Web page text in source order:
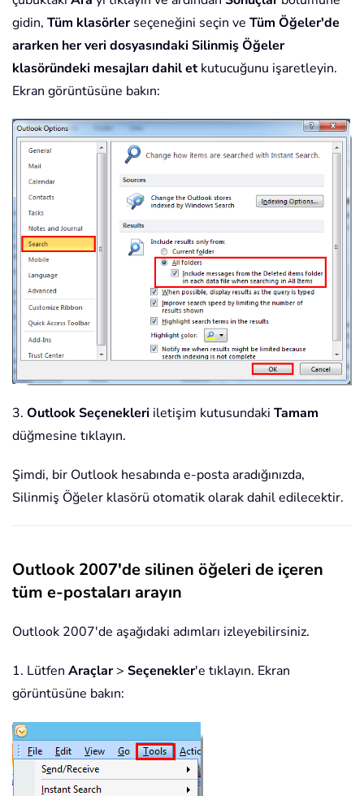
gidin, Tüm klasörlerseçeneğini seçin ve Tüm Öğeler'de
ararken her veri dosyasındaki Silinmiş Öğeler
klasöründeki mesajları dahil etkutucuğunu işaretleyin.
Ekran görüntüsüne bakın:
3. Outlook Seçenekleri iletişim kutusundaki Tamam
düğmesine tıklayın.
Şimdi, bir Outlook hesabında e-posta aradığınızda,
Silinmiş Öğeler klasörü otomatik olarak dahil edilecektir.
Outlook 2007'de silinen öğeleri de içeren
tüm e-postaları arayın
Outlook 2007'de aşağıdaki adımları izleyebilirsiniz.
1. Lütfen Araçlar> Seçenekler'e tıklayın. Ekran
görüntüsüne bakın: